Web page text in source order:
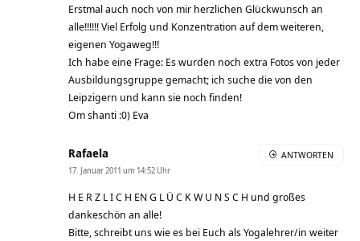
Erstmal auch noch von mir herzlichen Glückwunsch an
alle!!!!!! Viel Erfolg und Konzentration auf dem weiteren,
eigenen Yogaweg!!!
Ich habe eine Frage: Es wurden noch extra Fotos von jeder
Ausbildungsgruppe gemacht; ich suche die von den
Leipzigern und kann sie noch finden!
Om shanti :0) Eva
Rafaela
17. Januar 2011 um 14:52 Uhr
H E R Z L I C H EN G L Ü C K W U N S C H und großes
dankeschön an alle!
Bitte, schreibt uns wie es bei Euch als Yogalehrer/in weiter
ANTWORTEN